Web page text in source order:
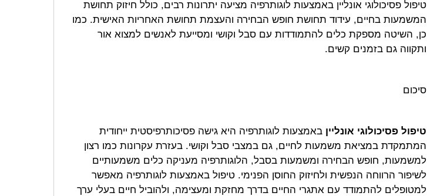
טיפול פסיכולוגי אונליין באמצעות לוגותרפיה מציעה יתרונות רבים, כולל חיזוק תחושת
המשמעות בחיים, עידוד תחושת חופש הבחירה והעצמת תחושת האחריות האישית. כמו
כן, השיטה מספקת כלים להתמודדות עם סבל וקושי ומסייעת לאנשים למצוא אור
ותקווה גם בזמנים קשים.
סיכום
טיפול פסיכולוגי אונליין באמצעות לוגותרפיה היא גישה פסיכותרפיסטית ייחודית
המתמקדת במציאת משמעות לחיים, גם במצבי סבל וקושי. בעזרת עקרונות כמו רצון
למשמעות, חופש הבחירה ומשמעות בסבל, הלוגותרפיה מעניקה כלים משמעותיים
לשיפור הרווחה הנפשית ולחיזוק החוסן הפנימי. טיפול באמצעות לוגותרפיה מאפשר
למטופלים להתמודד עם אתגרי החיים בדרך מחזקת ומעצימה, ולהוביל חיים בעלי ערך